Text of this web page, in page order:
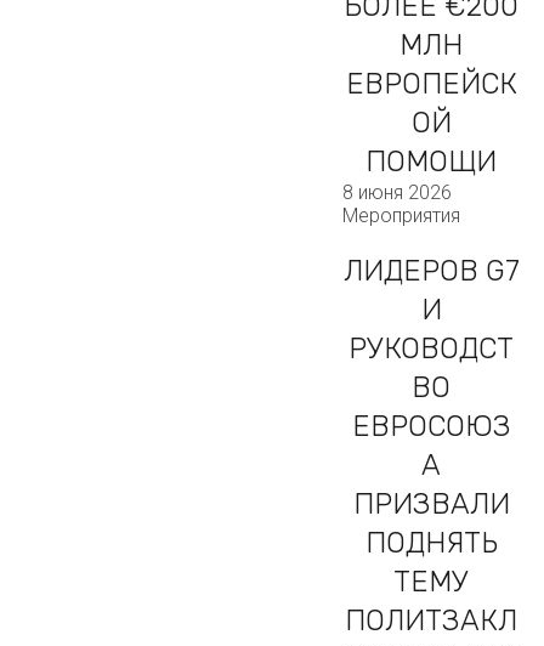
МЛН
ЕВРОПЕЙСК
ОЙ
ПОМОЩИ
8 июня 2026
Мероприятия
ЛИДЕРОВ G7
И
РУКОВОДСТ
ВО
ЕВРОСОЮЗ
А
ПРИЗВАЛИ
ПОДНЯТЬ
ТЕМУ
ПОЛИТЗАКЛ